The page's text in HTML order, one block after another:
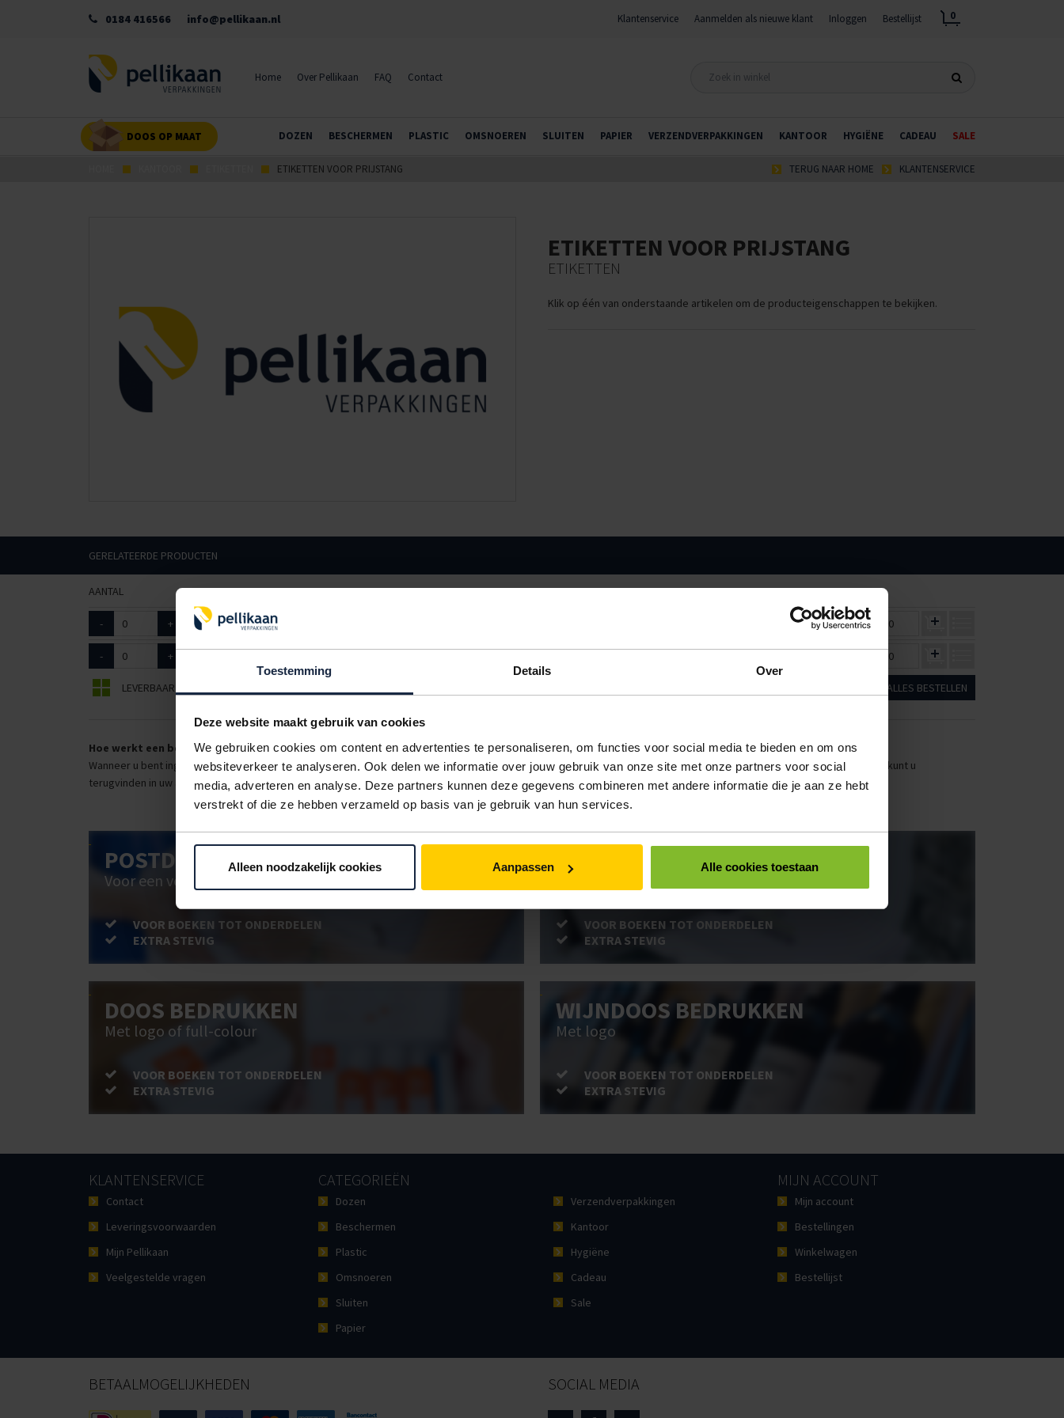
Toestemming Details Over
Deze website maakt gebruik van cookies
We gebruiken cookies om content en advertenties te personaliseren, om functies voor social media te bieden en om ons
websiteverkeer te analyseren. Ook delen we informatie over jouw gebruik van onze site met onze partners voor social
media, adverteren en analyse. Deze partners kunnen deze gegevens combineren met andere informatie die je aan ze hebt
verstrekt of die ze hebben verzameld op basis van je gebruik van hun services.
Alleen noodzakelijk cookies Aanpassen Alle cookies toestaan
0184 416566 info@pellikaan.nl Klantenservice Aanmelden als nieuwe klant Inloggen Bestellijst 0
Home Over Pellikaan FAQ Contact
DOZEN BESCHERMEN PLASTIC OMSNOEREN SLUITEN PAPIER VERZENDVERPAKKINGEN KANTOOR HYGIËNE CADEAU SALE
DOOS OP MAAT
ETIKETTEN VOOR PRIJSTANG KLANTENSERVICE
TERUG NAAR HOME
ETIKETTEN VOOR PRIJSTANG
ETIKETTEN
Klik op één van onderstaande artikelen om de producteigenschappen te bekijken.
GERELATEERDE PRODUCTEN
AANTAL ART. NR. AFMETINGEN KLEUR VERPAKKING 1 36
- + 9402015 €1,93 €0,00
- + €0,00
LEVERBAAR ALLES BESTELLEN
Hoe werkt een bestellijst?
Wanneer u bent ingelogd, kunt u een eigen bestellijst maken. Gebruik bestel- en offertelijsten om eenvoudig en snel producten te bestellen. Uw bestel- en offertelijsten kunt u
terugvinden in uw account. Dat pakt altijd goed uit voor uw administratie!
POSTDOOS BEDRUKKEN
Voor een veilige verzending
VOOR BOEKEN TOT ONDERDELEN
EXTRA STEVIG
BRIEVENBUSDOOS BEDRUKKEN
Post stevig verpakt
VOOR BOEKEN TOT ONDERDELEN
EXTRA STEVIG
DOOS BEDRUKKEN
Met logo of full-colour
VOOR BOEKEN TOT ONDERDELEN
EXTRA STEVIG
WIJNDOOS BEDRUKKEN
Met logo
VOOR BOEKEN TOT ONDERDELEN
EXTRA STEVIG
KLANTENSERVICE
Contact
Leveringsvoorwaarden
Mijn Pellikaan
Veelgestelde vragen
CATEGORIEËN
Dozen
Beschermen
Plastic
Omsnoeren
Sluiten
Papier
Verzendverpakkingen
Kantoor
Hygiëne
Cadeau
Sale
MIJN ACCOUNT
Mijn account
Bestellingen
Winkelwagen
Bestellijst
BETAALMOGELIJKHEDEN SOCIAL MEDIA